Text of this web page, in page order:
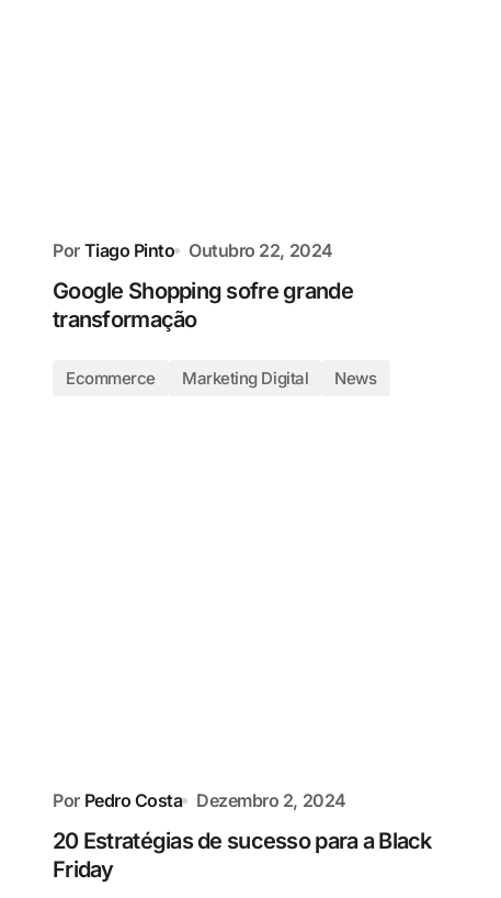
Por Tiago Pinto Outubro 22, 2024
Google Shopping sofre grande
transformação
Ecommerce Marketing Digital News
Por Pedro Costa Dezembro 2, 2024
20 Estratégias de sucesso para a Black
Friday